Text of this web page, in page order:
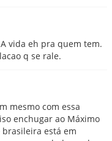
vida eh pra quem tem.
q se rale.
mesmo com essa
enchugar ao Máximo
brasileira está em